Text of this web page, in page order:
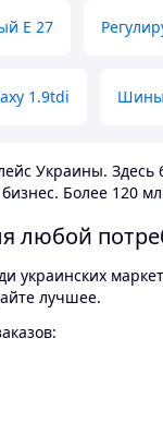
E 27
1.9tdi Шины
Украины. Здесь
Более 120
любой
украинских
лучшее.